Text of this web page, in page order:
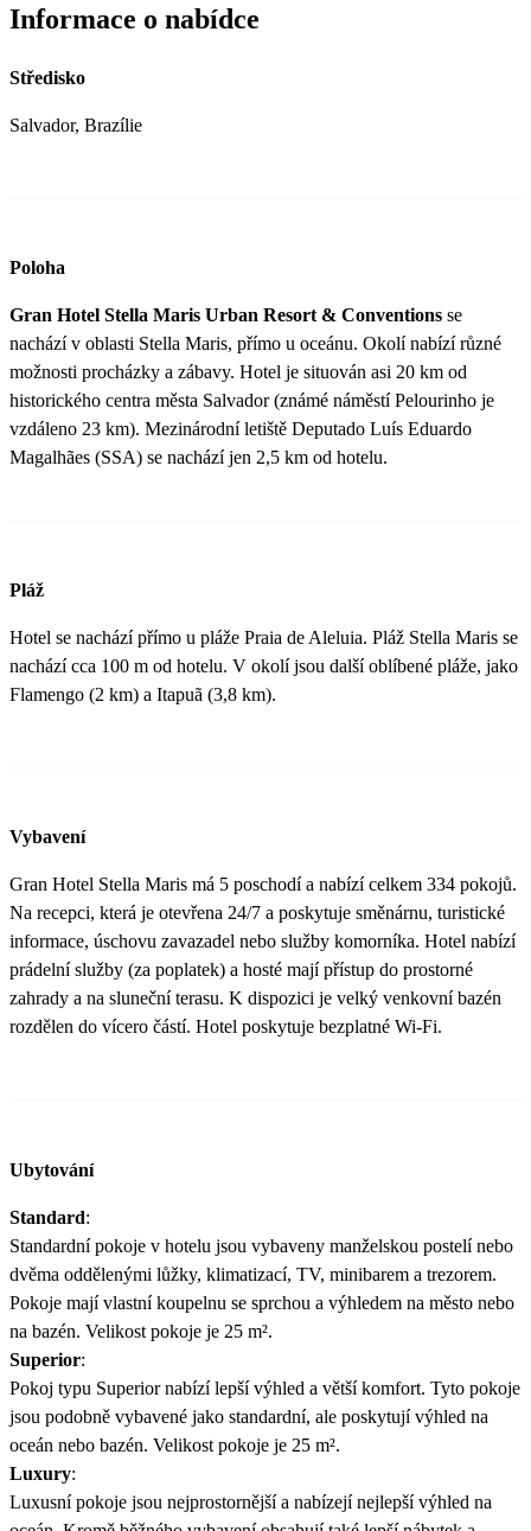
Informace o nabídce
Středisko
Salvador, Brazílie
Poloha
Gran Hotel Stella Maris Urban Resort & Conventions se
nachází v oblasti Stella Maris, přímo u oceánu. Okolí nabízí různé
možnosti procházky a zábavy. Hotel je situován asi 20 km od
historického centra města Salvador (známé náměstí Pelourinho je
vzdáleno 23 km). Mezinárodní letiště Deputado Luís Eduardo
Magalhães (SSA) se nachází jen 2,5 km od hotelu​. ​
Pláž
Hotel se nachází přímo u pláže Praia de Aleluia. Pláž Stella Maris se
nachází cca 100 m od hotelu. V okolí jsou další oblíbené pláže, jako
Flamengo (2 km) a Itapuã (3,8 km).
Vybavení
Gran Hotel Stella Maris má 5 poschodí a nabízí celkem 334 pokojů.
Na recepci, která je otevřena 24/7 a poskytuje směnárnu, turistické
informace, úschovu zavazadel nebo služby komorníka. Hotel nabízí
prádelní služby (za poplatek) a hosté mají přístup do prostorné
zahrady a na sluneční terasu. K dispozici je velký venkovní bazén
rozdělen do vícero částí. Hotel poskytuje bezplatné Wi-Fi.
Ubytování
Standard:
Standardní pokoje v hotelu jsou vybaveny manželskou postelí nebo
dvěma oddělenými lůžky, klimatizací, TV, minibarem a trezorem.
Pokoje mají vlastní koupelnu se sprchou a výhledem na město nebo
na bazén. Velikost pokoje je 25 m².
Superior:
Pokoj typu Superior nabízí lepší výhled a větší komfort. Tyto pokoje
jsou podobně vybavené jako standardní, ale poskytují výhled na
oceán nebo bazén. Velikost pokoje je 25 m².
Luxury:
Luxusní pokoje jsou nejprostornější a nabízejí nejlepší výhled na